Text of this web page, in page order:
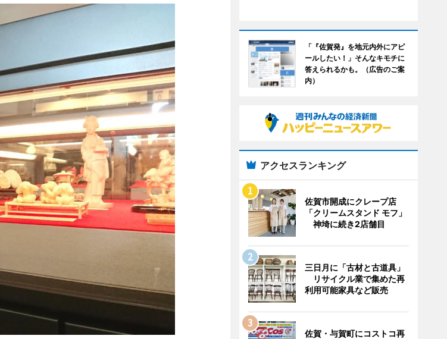
「『佐賀発』を地元内外にアピ
ールしたい！」そんなキモチに
答えられるかも。（広告のご案
内）
アクセスランキング
佐賀市開成にクレープ店
「クリームスタンド モフ」
神埼に続き2店舗目
三日月に「古材と古道具」
リサイクル業で集めた再
利用可能家具など販売
佐賀・与賀町にコストコ再